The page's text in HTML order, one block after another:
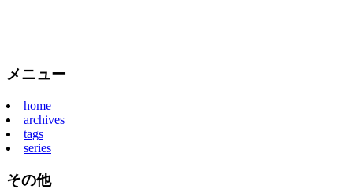
メニュー
home
archives
tags
series
その他